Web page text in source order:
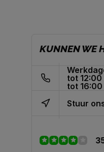
KUNNEN WE
tot 12:00
tot
Stuur